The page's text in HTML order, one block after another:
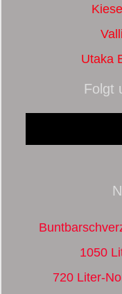
Utaka
Folgt
1050
720 Liter-